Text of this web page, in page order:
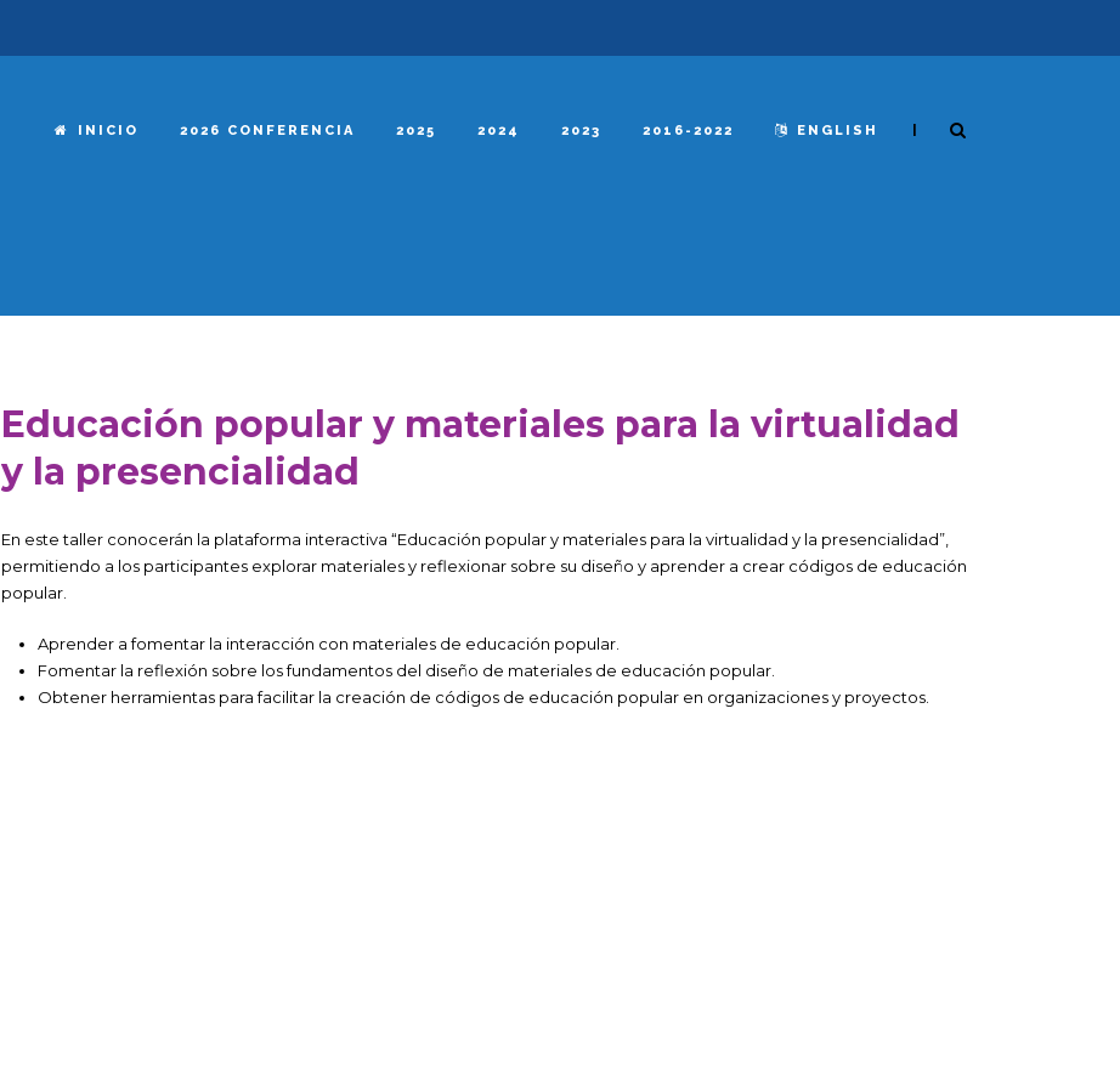
INICIO 2026 CONFERENCIA 2025 2024 2023 2016-2022 ENGLISH |
Educación popular y materiales para la virtualidad
y la presencialidad
En este taller conocerán la plataforma interactiva “Educación popular y materiales para la virtualidad y la presencialidad”,
permitiendo a los participantes explorar materiales y reflexionar sobre su diseño y aprender a crear códigos de educación
popular.
Aprender a fomentar la interacción con materiales de educación popular.
Fomentar la reflexión sobre los fundamentos del diseño de materiales de educación popular.
Obtener herramientas para facilitar la creación de códigos de educación popular en organizaciones y proyectos.